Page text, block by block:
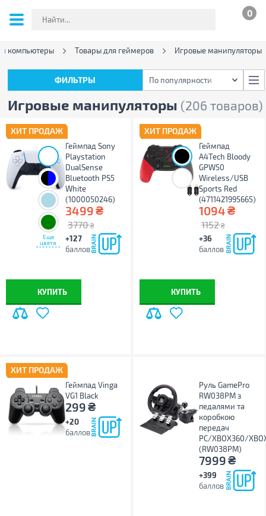
0
и компьютеры Товары для геймеров Игровые манипуляторы
Игровые манипуляторы (206 товаров)
ФИЛЬТРЫ По популярности
ХИТ ПРОДАЖ
Еще
цвета
Геймпад Sony
Playstation
DualSense
Bluetooth PS5
White
(1000050246)
3499₴
3770 ₴
+127
баллов
КУПИТЬ
ХИТ ПРОДАЖ
Геймпад
A4Tech Bloody
GPW50
Wireless/USB
Sports Red
(4711421995665)
1094₴
1152 ₴
+36
баллов
КУПИТЬ
ХИТ ПРОДАЖ
Геймпад Vinga
VG1 Black
299₴
+20
баллов
Руль GamePro
RW038PM з
педалями та
коробкою
передач
PC/XBOX360/
(RW038PM)
7999₴
+399
баллов
ФИЛЬТРЫ По популярности